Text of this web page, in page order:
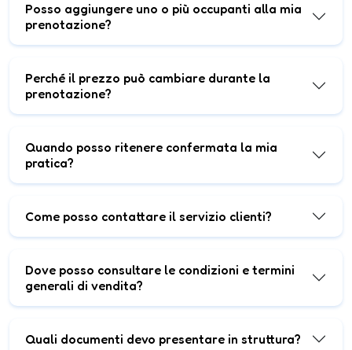
Posso aggiungere uno o più occupanti alla mia
prenotazione?
Perché il prezzo può cambiare durante la
prenotazione?
Quando posso ritenere confermata la mia
pratica?
Come posso contattare il servizio clienti?
Dove posso consultare le condizioni e termini
generali di vendita?
Quali documenti devo presentare in struttura?